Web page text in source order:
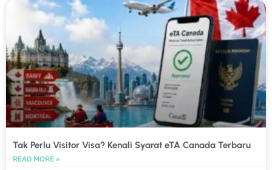
Tak Perlu Visitor Visa? Kenali Syarat eTA Canada Terbaru
READ MORE »